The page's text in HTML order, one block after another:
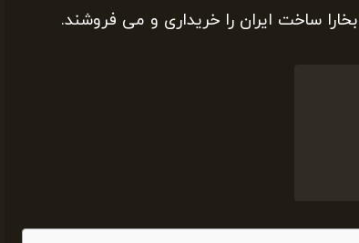
ساخت ایران را خریداری و می فروشند.